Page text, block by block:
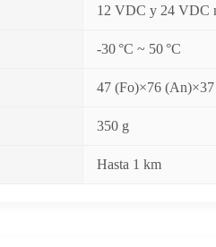
12 VDC y 24 VDC
-30 °C ~ 50 °C
47 (Fo)×76
350 g
Hasta 1 km